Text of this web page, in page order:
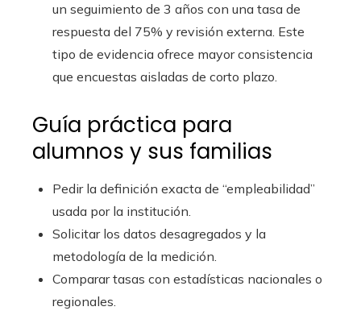
un seguimiento de 3 años con una tasa de
respuesta del 75% y revisión externa. Este
tipo de evidencia ofrece mayor consistencia
que encuestas aisladas de corto plazo.
Guía práctica para
alumnos y sus familias
Pedir la definición exacta de “empleabilidad”
usada por la institución.
Solicitar los datos desagregados y la
metodología de la medición.
Comparar tasas con estadísticas nacionales o
regionales.